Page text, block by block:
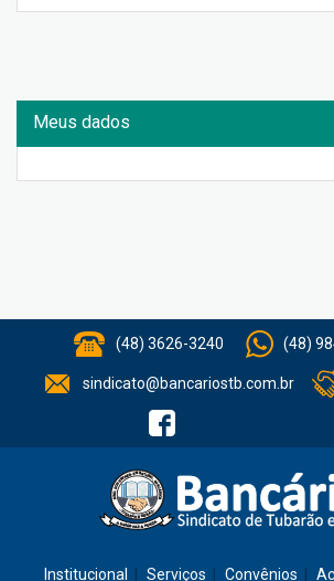
Meus dados
(48) 3626-3240 (48)
sindicato@bancariostb.com.br
Institucional Serviços Convênios